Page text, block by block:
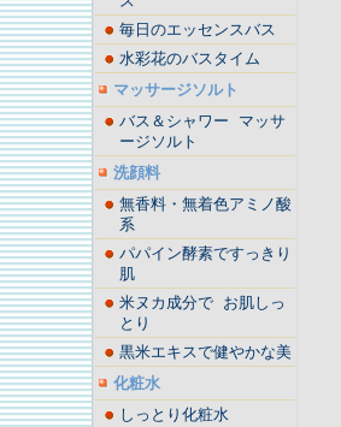
毎日のエッセンスバス
水彩花のバスタイム
マッサージソルト
バス＆シャワー マッサ
ージソルト
洗顔料
無香料・無着色アミノ酸
系
パパイン酵素ですっきり
肌
米ヌカ成分で お肌しっ
とり
黒米エキスで健やかな美
化粧水
しっとり化粧水